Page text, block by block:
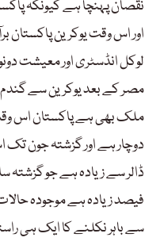
نقصان پہنچا ہے کیونکہ
اور اس وقت یوکرین
لوکل انڈسٹری اور معیشت
مصر کے بعد یوکرین سے گندم
ملک بھی ہے پاکستان اس
فیصد زیادہ ہے موجودہ
سے باہر نکلنے کا ایک ہی